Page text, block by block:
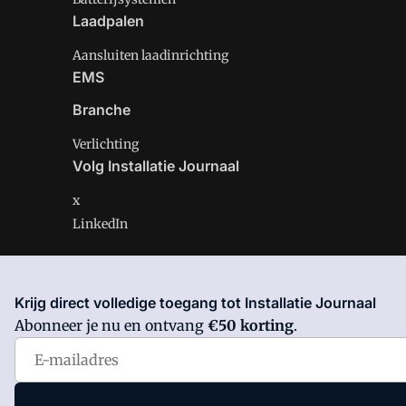
Laadpalen
Aansluiten laadinrichting
EMS
Branche
Verlichting
Volg Installatie Journaal
x
LinkedIn
Installatie Journaal is onderdeel van VMN media. Lees in
VoorwaardenenPrivacy en Cookie beleid
Krijg direct volledige toegang tot Installatie Journaal
Abonneer je nu en ontvang €50 korting.